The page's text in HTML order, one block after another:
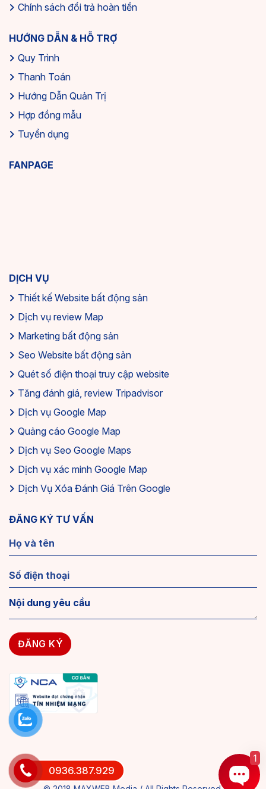
Chính sách đổi trả hoàn tiền
HƯỚNG DẪN & HỖ TRỢ
Quy Trình
Thanh Toán
Hướng Dẫn Quản Trị
Hợp đồng mẫu
Tuyển dụng
FANPAGE
DỊCH VỤ
Thiết kế Website bất động sản
Dịch vụ review Map
Marketing bất động sản
Seo Website bất động sản
Quét số điện thoại truy cập website
Tăng đánh giá, review Tripadvisor
Dịch vụ Google Map
Quảng cáo Google Map
Dịch vụ Seo Google Maps
Dịch vụ xác minh Google Map
Dịch Vụ Xóa Đánh Giá Trên Google
ĐĂNG KÝ TƯ VẤN
0936.387.929
1